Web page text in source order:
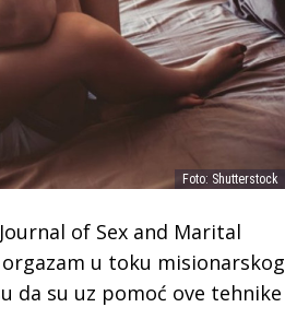
Foto: Shutterstock
of Sex and Marital
u toku misionarskog
da su uz pomoć ove tehnike